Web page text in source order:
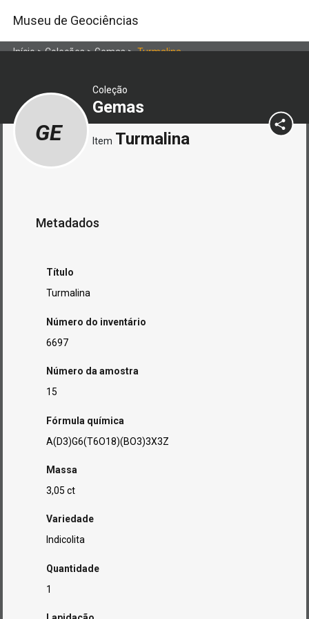
Museu de Geociências
Início>Coleções>Gemas>Turmalina
Coleção
Gemas
GE Item Turmalina
Metadados
Título
Turmalina
Número do inventário
6697
Número da amostra
15
Fórmula química
A(D3)G6(T6O18)(BO3)3X3Z
Massa
3,05 ct
Variedade
Indicolita
Quantidade
1